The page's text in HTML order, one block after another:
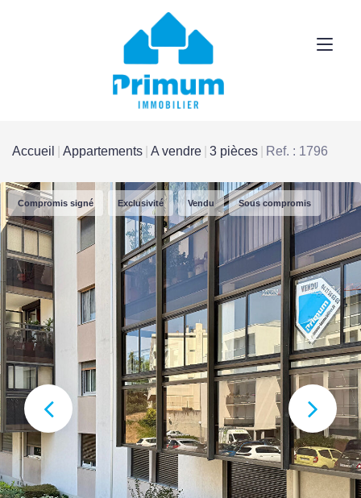
Accueil Appartements A vendre 3 pièces Ref. : 1796
Compromis signé Exclusivité Vendu Sous compromis